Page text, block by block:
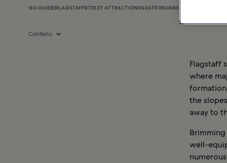
GO GUIDESFLAGSTAFFSITES ET ATTRACTIONSGASTRONOMIE
Contenu
Flagstaff
where
the
away to
well-